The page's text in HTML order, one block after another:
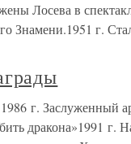
Лосева в
Знамени.1951 г.
г. Заслуженный
дракона»1991 г.